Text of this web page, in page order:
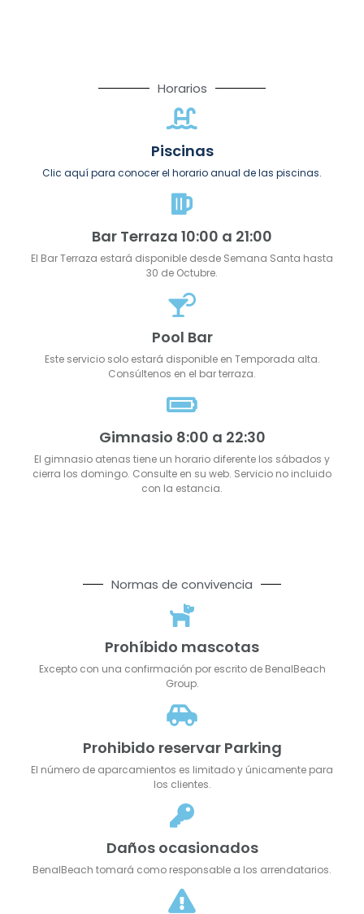
Horarios
Piscinas
Clic aquí para conocer el horario anual de las piscinas.
Bar Terraza 10:00 a 21:00
El Bar Terraza estará disponible desde Semana Santa hasta
30 de Octubre.
Pool Bar
Este servicio solo estará disponible en Temporada alta.
Consúltenos en el bar terraza.
Gimnasio 8:00 a 22:30
El gimnasio atenas tiene un horario diferente los sábados y
cierra los domingo. Consulte en su web. Servicio no incluido
con la estancia.
Normas de convivencia
Prohíbido mascotas
Excepto con una confirmación por escrito de BenalBeach
Group.
Prohibido reservar Parking
El número de aparcamientos es limitado y únicamente para
los clientes.
Daños ocasionados
BenalBeach tomará como responsable a los arrendatarios.